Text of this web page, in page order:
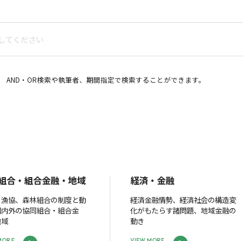
AND・OR検索や執筆者、期間指定で検索することができます。
合・組合金融・地域
協、森林組合の制度と動
外の協同組合・組合金
経済・金融
経済金融情勢、経済社会の構造変
化がもたらす諸問題、地域金融の
動き